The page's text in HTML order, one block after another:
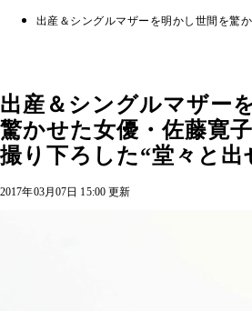
出産＆シングルマザーを明かし世間を驚
出産＆シングルマザー
驚かせた女優・佐藤寛
撮り下ろした“堂々と出
2017年03月07日 15:00 更新